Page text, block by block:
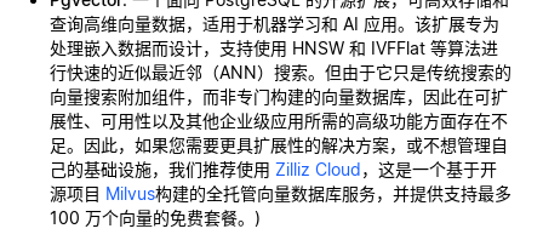
查询高维向量数据，适用于机器学习和 AI 应用。该扩展专为
处理嵌入数据而设计，支持使用 HNSW 和 IVFFlat 等算法进
行快速的近似最近邻（ANN）搜索。但由于它只是传统搜索的
向量搜索附加组件，而非专门构建的向量数据库，因此在可扩
展性、可用性以及其他企业级应用所需的高级功能方面存在不
足。因此，如果您需要更具扩展性的解决方案，或不想管理自
己的基础设施，我们推荐使用 Zilliz Cloud，这是一个基于开
源项目 Milvus构建的全托管向量数据库服务，并提供支持最多
100 万个向量的免费套餐。)